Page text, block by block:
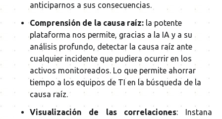
anticiparnos a sus consecuencias.
Comprensión de la causa raíz: la potente
plataforma nos permite, gracias a la IA y a su
análisis profundo, detectar la causa raíz ante
cualquier incidente que pudiera ocurrir en los
activos monitoreados. Lo que permite ahorrar
tiempo a los equipos de TI en la búsqueda de la
causa raíz.
Visualización de las correlaciones: Instana